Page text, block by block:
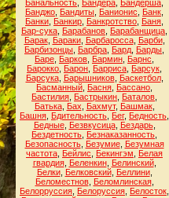
Банальность Бандера Бандерша
Банджо Бандиты Банионис Банк
Банки Банкир Банкротство Баня
Бар-сука Барабанов Барабанщица
Барак, Бараки, Барбаросса, Барби,
Барбизонцы Барбра Бард Барды
Баре Барков Бармин Барнс
Барокко Барон Барриса Барсук
Барсука, Барышников, Баскетбол,
Басманный Басня Бассано
Бастилия Бастрыкин Баталов
Батька, Бах Бахмут, Башмак,
Башня Бдительность Бег, Бедность
Бедные, Безвкусица, Бездарь,
Бездетность Безнаказанность
Безопасность, Безумие, Безумная
частота Бейлис Бекингэм
Белая
гвардия, Беленкин, Белинский,
Белки, Белковский, Беллини,
Беломестнов, Беломлинская,
Белорруссия Белоруссия Белосток